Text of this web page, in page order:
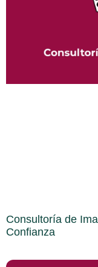
Consultoría de
Confianza